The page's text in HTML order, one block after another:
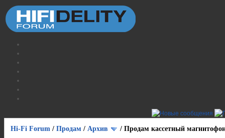
Hi-Fi Forum / Продам / Архив / Продам кассетный